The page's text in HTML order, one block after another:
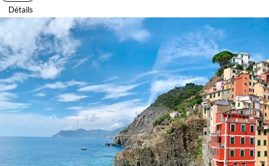
Détails